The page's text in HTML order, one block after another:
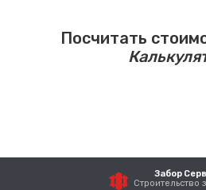
Посчитать
Забор
Строительство